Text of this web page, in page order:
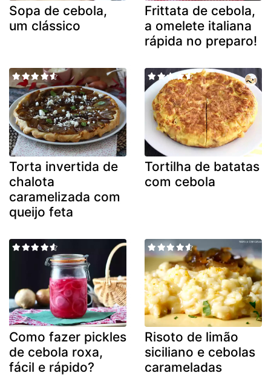
Sopa de cebola,
um clássico
Frittata de cebola,
a omelete italiana
rápida no preparo!
Torta invertida de
chalota
caramelizada com
queijo feta
Tortilha de batatas
com cebola
Como fazer pickles
de cebola roxa,
fácil e rápido?
Risoto de limão
siciliano e cebolas
carameladas